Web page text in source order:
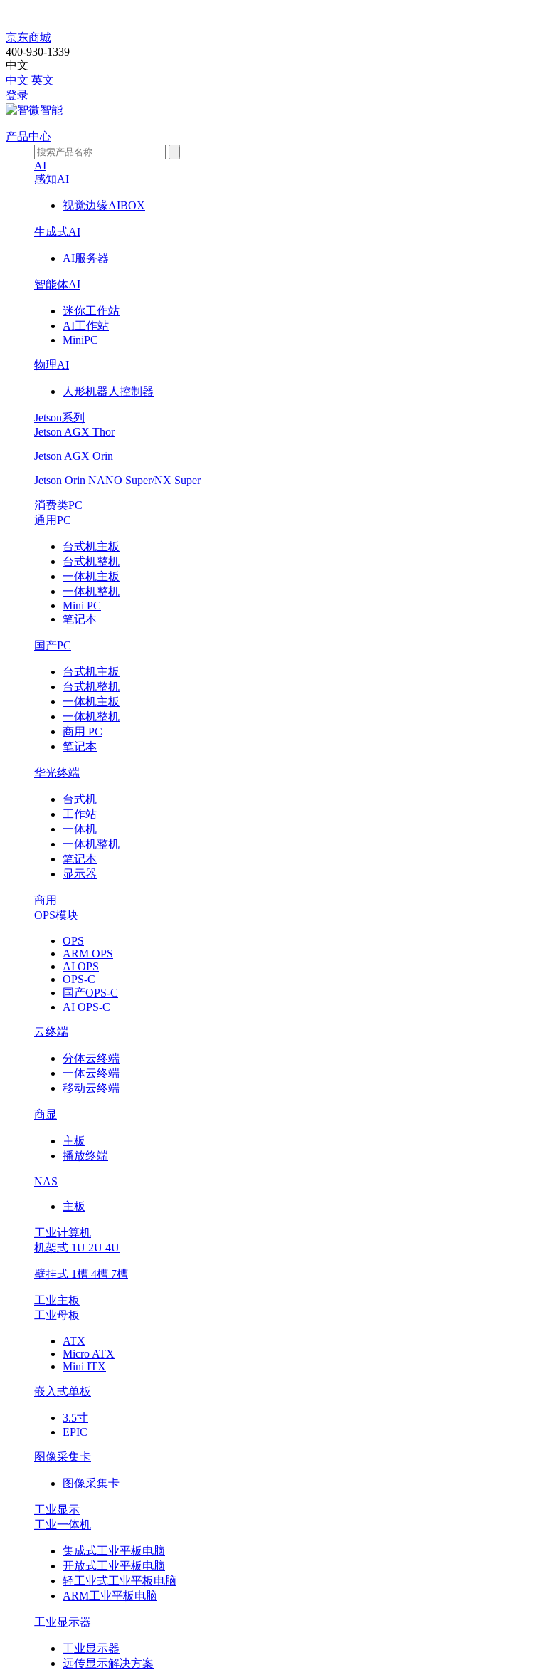
探
索
AI
边
缘
Jetson
Orin
京东商城
400-930-1339
中文
中文 英文
登录
产品中心
AI
感知AI
视觉边缘AIBOX
生成式AI
AI服务器
智能体AI
迷你工作站
AI工作站
MiniPC
物理AI
人形机器人控制器
Jetson系列
Jetson AGX Thor
Jetson AGX Orin
Jetson Orin NANO Super/NX Super
消费类PC
通用PC
台式机主板
台式机整机
一体机主板
一体机整机
Mini PC
笔记本
国产PC
台式机主板
台式机整机
一体机主板
一体机整机
商用 PC
笔记本
华光终端
台式机
工作站
一体机
一体机整机
笔记本
显示器
商用
OPS模块
OPS
ARM OPS
AI OPS
OPS-C
国产OPS-C
AI OPS-C
云终端
分体云终端
一体云终端
移动云终端
商显
主板
播放终端
NAS
主板
工业计算机
机架式 1U 2U 4U
壁挂式 1槽 4槽 7槽
工业主板
工业母板
ATX
Micro ATX
Mini ITX
嵌入式单板
3.5寸
EPIC
图像采集卡
图像采集卡
工业显示
工业一体机
集成式工业平板电脑
开放式工业平板电脑
轻工业式工业平板电脑
ARM工业平板电脑
工业显示器
工业显示器
远传显示解决方案